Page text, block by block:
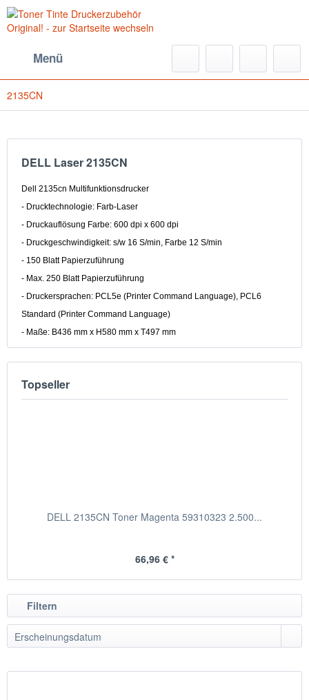
Menü
2135CN
DELL Laser 2135CN
Dell 2135cn Multifunktionsdrucker
- Drucktechnologie: Farb-Laser
- Druckauflösung Farbe: 600 dpi x 600 dpi
- Druckgeschwindigkeit: s/w 16 S/min, Farbe 12 S/min
- 150 Blatt Papierzuführung
- Max. 250 Blatt Papierzuführung
- Druckersprachen: PCL5e (Printer Command Language), PCL6
Standard (Printer Command Language)
- Maße: B436 mm x H580 mm x T497 mm
Topseller
DELL 2135CN Toner Magenta 59310323 2.500...
66,96 € *
Filtern